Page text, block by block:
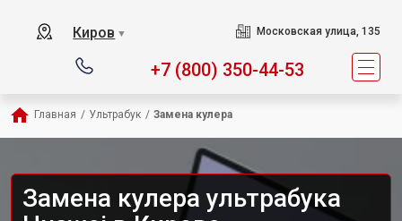
Киров ▼ Московская улица, 135
+7 (800) 350-44-53
Главная / Ультрабук / Замена кулера
Замена кулера ультрабука